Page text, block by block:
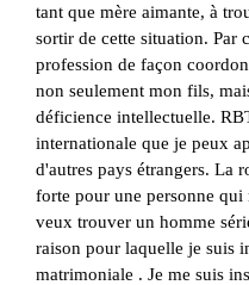
tant que mère aimante, à
sortir de cette situation. Par
profession de façon
non seulement mon fils,
déficience intellectuelle.
internationale que je peux
d'autres pays étrangers. La
forte pour une personne
veux trouver un homme
raison pour laquelle je suis
matrimoniale . Je me suis